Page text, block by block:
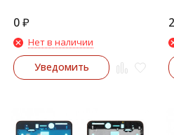
0₽
Нет в наличии
Уведомить